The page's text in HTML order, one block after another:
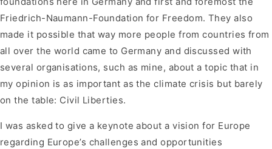
Friedrich-Naumann-Foundation for Freedom. They also
made it possible that way more people from countries from
all over the world came to Germany and discussed with
several organisations, such as mine, about a topic that in
my opinion is as important as the climate crisis but barely
on the table: Civil Liberties.
I was asked to give a keynote about a vision for Europe
regarding Europe’s challenges and opportunities